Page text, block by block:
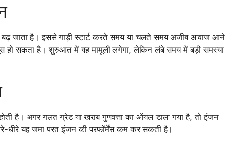
जाता है। इससे गाड़ी स्टार्ट करते समय या चलते समय अजीब आवाज आने
सकता है। शुरुआत में यह मामूली लगेगा, लेकिन लंबे समय में बड़ी समस्या
है। अगर गलत ग्रेड या खराब गुणवत्ता का ऑयल डाला गया है, तो इंजन
धीरे यह जमा परत इंजन की परफॉर्मेंस कम कर सकती है।